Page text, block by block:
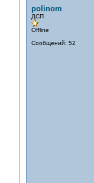
polinom
ДСП
Offline
Сообщений: 52